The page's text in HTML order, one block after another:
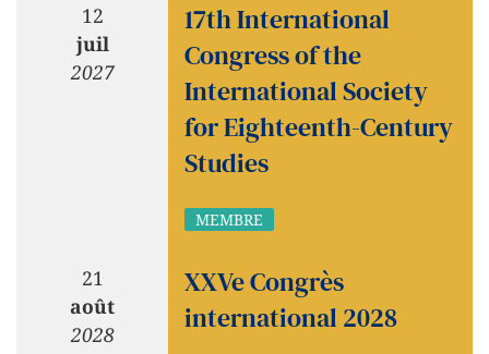
12
juil
2027
17th International
Congress of the
International Society
for Eighteenth-Century
Studies
MEMBRE
21
août
2028
XXVe Congrès
international 2028